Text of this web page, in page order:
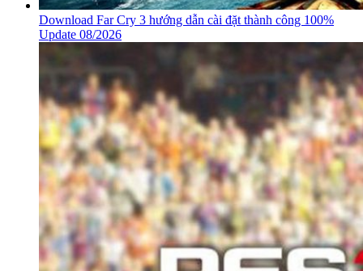
Download Far Cry 3 hướng dẫn cài đặt thành công 100%
Update 08/2026